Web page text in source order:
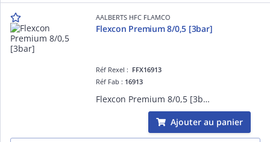
AALBERTS HFC FLAMCO
Flexcon Premium 8/0,5 [3bar]
Réf Rexel : FFX16913
Réf Fab : 16913
Flexcon Premium 8/0,5 [3bar]
Ajouter au panier